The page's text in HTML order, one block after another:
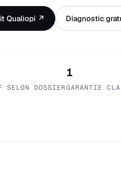
Qualiopi ↗ Diagnostic
SELON DOSSIER
1
GARANTIE